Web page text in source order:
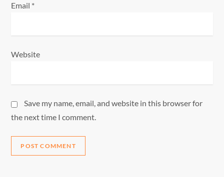
Email *
Website
Save my name, email, and website in this browser for
the next time I comment.